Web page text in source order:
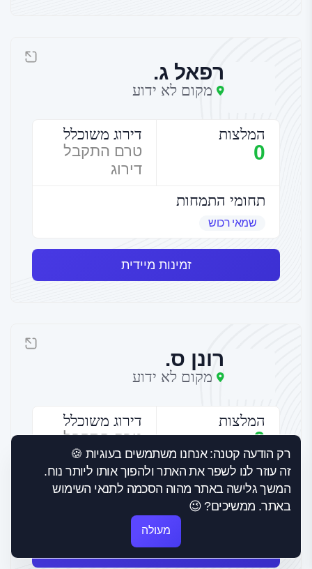
רפאל ג.
מקום לא ידוע
המלצות
0
דירוג משוכלל
טרם התקבל
דירוג
תחומי התמחות
שמאי רכוש
זמינות מיידית
רונן ס.
מקום לא ידוע
המלצות
0
דירוג משוכלל
טרם התקבל
דירוג
תחומי התמחות
שמאי רכוש
זמינות מיידית
רק הודעה קטנה: אנחנו משתמשים בעוגיות 🍪
זה עוזר לנו לשפר את האתר ולהפוך אותו ליותר נוח.
המשך גלישה באתר מהוה הסכמה לתנאי השימוש
באתר. ממשיכים? 😉
מעולה